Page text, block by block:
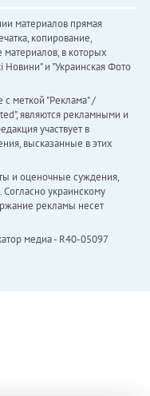
материалов прямая
копирование,
в которых
Новини" и "Украинская Фото
меткой "Реклама" /
являются рекламными и
участвует в
высказанные в этих
и оценочные суждения,
украинскому
рекламы несет
медиа - R40-05097